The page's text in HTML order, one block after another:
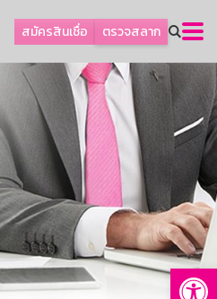
สมัครสินเชื่อ ตรวจสลาก